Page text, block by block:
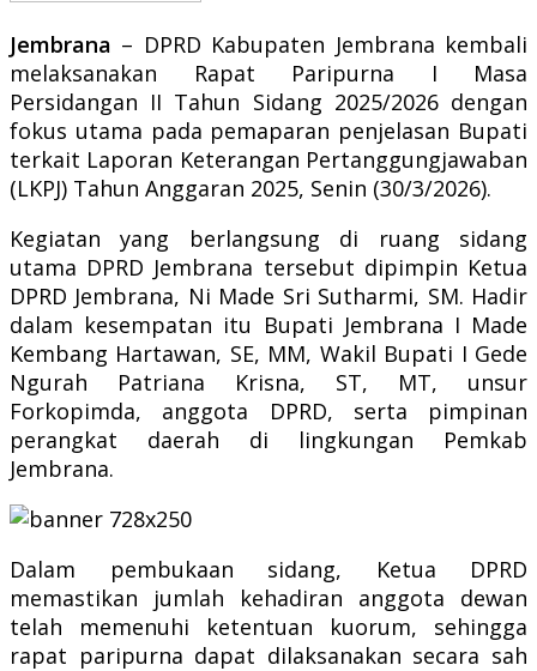
Jembrana – DPRD Kabupaten Jembrana kembali
melaksanakan Rapat Paripurna I Masa
Persidangan II Tahun Sidang 2025/2026 dengan
fokus utama pada pemaparan penjelasan Bupati
terkait Laporan Keterangan Pertanggungjawaban
(LKPJ) Tahun Anggaran 2025, Senin (30/3/2026).
Kegiatan yang berlangsung di ruang sidang
utama DPRD Jembrana tersebut dipimpin Ketua
DPRD Jembrana, Ni Made Sri Sutharmi, SM. Hadir
dalam kesempatan itu Bupati Jembrana I Made
Kembang Hartawan, SE, MM, Wakil Bupati I Gede
Ngurah Patriana Krisna, ST, MT, unsur
Forkopimda, anggota DPRD, serta pimpinan
perangkat daerah di lingkungan Pemkab
Jembrana.
Dalam pembukaan sidang, Ketua DPRD
memastikan jumlah kehadiran anggota dewan
telah memenuhi ketentuan kuorum, sehingga
rapat paripurna dapat dilaksanakan secara sah